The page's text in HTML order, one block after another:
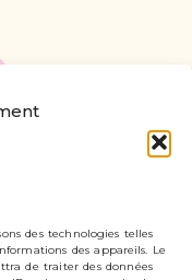
des technologies telles
des appareils. Le
de traiter des données